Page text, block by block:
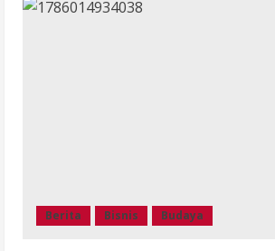
Berita Bisnis Budaya